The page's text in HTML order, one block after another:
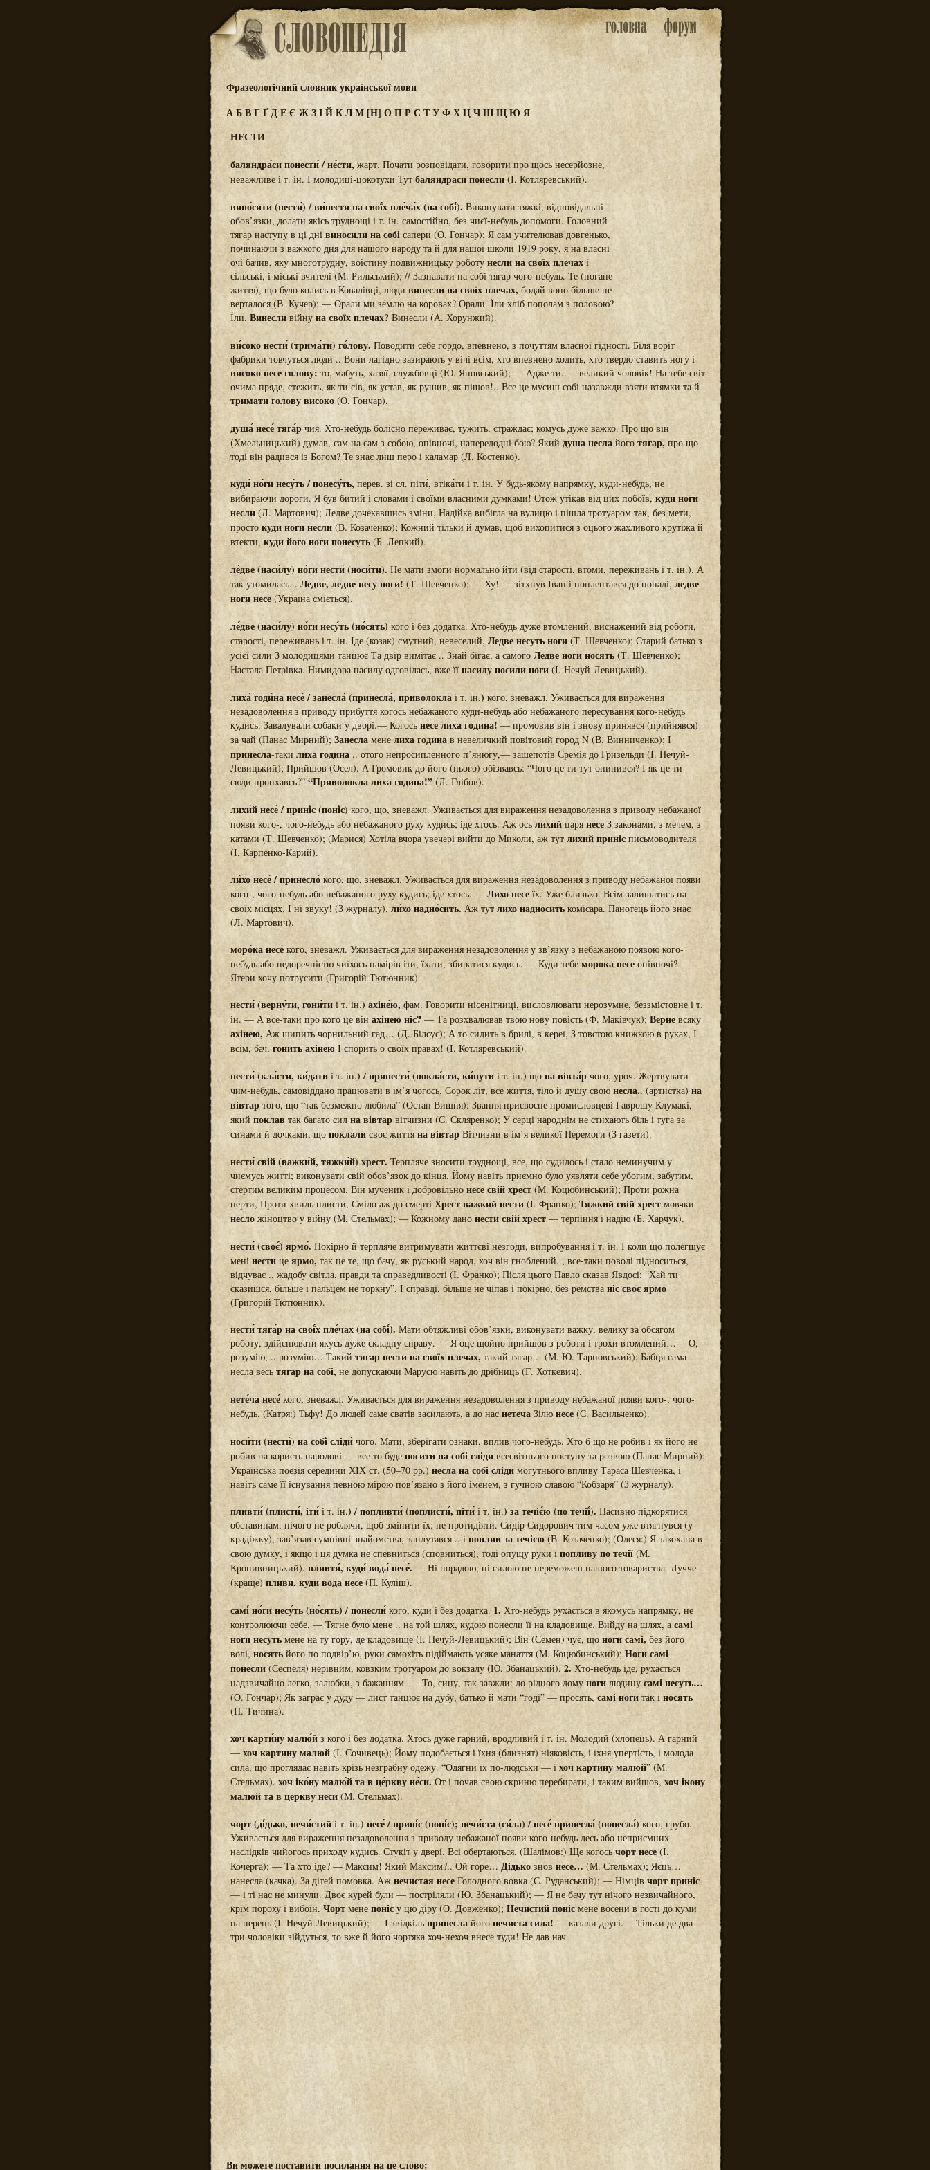
Фразеологічний словник української мови
АБВГҐДЕЄ ЖЗІЙКЛМ [Н] ОПРС ТУФХЦЧШЩЮ Я
НЕСТИ
баляндра́си понести́ / не́сти, жарт. Почати розповідати, говорити про щось несерйозне,
неважливе і т. ін. І молодиці-цокотухи Тут баляндраси понесли(І. Котляревський).
вино́сити (нести́) / ви́нести на свої́х пле́ча́х (на собі́).Виконувати тяжкі, відповідальні
обов’язки, долати якісь труднощі і т. ін. самостійно, без чиєї-небудь допомоги. Головний
тягар наступу в ці дні виносили на собі сапери (О. Гончар); Я сам учителював довгенько,
починаючи з важкого дня для нашого народу та й для нашої школи 1919 року, я на власні
очі бачив, яку многотрудну, воістину подвижницьку роботу несли на своїх плечах і
сільські, і міські вчителі (М. Рильський); // Зазнавати на собі тягар чого-небудь. Те (погане
життя), що було колись в Ковалівці, люди винесли на своїх плечах, бодай воно більше не
верталося (В. Кучер); — Орали ми землю на коровах? Орали. Їли хліб пополам з половою?
Їли. Винесливійну на своїх плечах? Винесли (А. Хорунжий).
ви́соко нести́ (трима́ти) го́лову. Поводити себе гордо, впевнено, з почуттям власної гідності. Біля воріт
фабрики товчуться люди .. Вони лагідно зазирають у вічі всім, хто впевнено ходить, хто твердо ставить ногу і
високо несе голову: то, мабуть, хазяї, службовці (Ю. Яновський); — Адже ти..— великий чоловік! На тебе світ
очима пряде, стежить, як ти сів, як устав, як рушив, як пішов!.. Все це мусиш собі назавжди взяти втямки та й
тримати голову високо (О. Гончар).
душа́ несе́ тяга́рчия. Хто-небудь болісно переживає, тужить, страждає; комусь дуже важко. Про що він
(Хмельницький) думав, сам на сам з собою, опівночі, напередодні бою? Якийдуша несла його тягар,про що
тоді він радився із Богом? Те знає лиш перо і каламар (Л. Костенко).
куди́ но́ги несу́ть / понесу́ть,перев. зі сл. піти́, втіка́ти і т. ін. У будь-якому напрямку, куди-небудь, не
вибираючи дороги. Я був битий і словами і своїми власними думками! Отож утікав від цих побоїв, куди ноги
несли (Л. Мартович); Ледве дочекавшись зміни, Надійка вибігла на вулицю і пішла тротуаром так, без мети,
просто куди ноги несли (В. Козаченко); Кожний тільки й думав, щоб вихопитися з оцього жахливого крутіжа й
втекти, куди його ноги понесуть (Б. Лепкий).
ле́две (наси́лу) но́ги нести́ (носи́ти). Не мати змоги нормально йти (від старості, втоми, переживань і т. ін.). А
так утомилась... Ледве, ледве несу ноги! (Т. Шевченко); — Ху! — зітхнув Іван і поплентався до попаді, ледве
ноги несе (Україна сміється).
ле́две (наси́лу) но́ги несу́ть (но́сять) кого і без додатка. Хто-небудь дуже втомлений, виснажений від роботи,
старості, переживань і т. ін. Іде (козак) смутний, невеселий, Ледве несуть ноги (Т. Шевченко); Старий батько з
усієї сили З молодицями танцює Та двір вимітає .. Знай бігає, а самого Ледве ноги носять (Т. Шевченко);
Настала Петрівка. Нимидора насилу одговілась, вже її насилу носили ноги (І. Нечуй-Левицький).
лиха́ годи́на несе́ / занесла́ (принесла́, приволокла́і т. ін.) кого, зневажл. Уживається для вираження
незадоволення з приводу прибуття когось небажаного куди-небудь або небажаного пересування кого-небудь
кудись. Завалували собаки у дворі.— Когось несе лиха година! — промовив він і знову принявся (прийнявся)
за чай (Панас Мирний);Занесламенелиха годинав невеличкий повітовий город N (В. Винниченко); І
принесла-таки лиха година .. отого непросипленного п’янюгу,— зашепотів Єремія до Гризельди (І. Нечуй-
Левицький); Прийшов (Осел). А Громовик до його (нього) обізвавсь: “Чого це ти тут опинився? І як це ти
сюди пропхавсь?” “Приволокла лиха година!” (Л. Глібов).
лихи́й несе́ / прині́с (поні́с) кого, що, зневажл. Уживається для вираження незадоволення з приводу небажаної
появи кого-, чого-небудь або небажаного руху кудись; іде хтось. Аж осьлихий царянесеЗ законами, з мечем, з
катами (Т. Шевченко); (Марися) Хотіла вчора увечері вийти до Миколи, аж тут лихий приніс письмоводителя
(І. Карпенко-Карий).
ли́хо несе́ / принесло́ кого, що, зневажл. Уживається для вираження незадоволення з приводу небажаної появи
кого-, чого-небудь або небажаного руху кудись; іде хтось. — Лихо несе їх. Уже близько. Всім залишатись на
своїх місцях. І ні звуку! (З журналу).ли́хо надно́сить. Аж тут лихо надноситькомісара. Панотець його знає
(Л. Мартович).
моро́ка несе́ кого, зневажл. Уживається для вираження незадоволення у зв’язку з небажаною появою кого-
небудь або недоречністю чиїхось намірів іти, їхати, збиратися кудись. — Куди тебе морока несе опівночі? —
Ятери хочу потрусити (Григорій Тютюнник).
нести́ (верну́ти, гони́ти і т. ін.) ахіне́ю, фам. Говорити нісенітниці, висловлювати нерозумне, беззмістовне і т.
ін. — А все-таки про кого це він ахінею ніс? — Та розхвалював твою нову повість (Ф. Маківчук);Верне всяку
ахінею, Аж шипить чорнильний гад… (Д. Білоус); А то сидить в брилі, в кереї, З товстою книжкою в руках, І
всім, бач, гонить ахінею І спорить о своїх правах! (І. Котляревський).
нести́ (кла́сти, ки́дати і т. ін.) / принести́ (покла́сти, ки́нути і т. ін.)щона вівта́р чого, уроч. Жертвувати
чим-небудь, самовіддано працювати в ім’я чогось. Сорок літ, все життя, тіло й душу свою несла.. (артистка)на
вівтартого, що “так безмежно любила” (Остап Вишня); Звання присвоєне промисловцеві Гаврошу Клумакі,
який поклав так багато сил на вівтар вітчизни (С. Скляренко); У серці народнім не стихають біль і туга за
синами й дочками, що поклали своє життяна вівтар Вітчизни в ім’я великої Перемоги (З газети).
нести́ свій (важки́й, тяжки́й) хрест. Терпляче зносити труднощі, все, що судилось і стало неминучим у
чиємусь житті; виконувати свій обов’язок до кінця. Йому навіть приємно було уявляти себе убогим, забутим,
стертим великим процесом. Він мученик і добровільно несе свій хрест (М. Коцюбинський); Проти рожна
перти, Проти хвиль плисти, Сміло аж до смерті Хрест важкий нести(І. Франко); Тяжкий свій хрест мовчки
несло жіноцтво у війну (М. Стельмах); — Кожному дано нести свій хрест— терпіння і надію (Б. Харчук).
нести́ (своє́) ярмо́. Покірно й терпляче витримувати життєві незгоди, випробування і т. ін. І коли що полегшує
менінести це ярмо, так це те, що бачу, як руський народ, хоч він гноблений.., все-таки поволі підноситься,
відчуває .. жадобу світла, правди та справедливості (І. Франко); Після цього Павло сказав Явдосі: “Хай ти
сказишся, більше і пальцем не торкну”. І справді, більше не чіпав і покірно, без ремства ніс своє ярмо
(Григорій Тютюнник).
нести́ тяга́р на свої́х пле́чах (на собі́). Мати обтяжливі обов’язки, виконувати важку, велику за обсягом
роботу, здійснювати якусь дуже складну справу. — Я оце щойно прийшов з роботи і трохи втомлений…— О,
розумію, .. розумію… Такий тягар нести на своїх плечах, такий тягар… (М. Ю. Тарновський); Бабця сама
несла весьтягар на собі, не допускаючи Марусю навіть до дрібниць (Г. Хоткевич).
нете́ча несе́кого, зневажл. Уживається для вираження незадоволення з приводу небажаної появи кого-, чого-
небудь. (Катря:) Тьфу! До людей саме сватів засилають, а до нас нетеча Зілю несе(С. Васильченко).
носи́ти (нести́) на собі́ сліди́ чого. Мати, зберігати ознаки, вплив чого-небудь. Хто б що не робив і як його не
робив на користь народові — все то буде носити на собі сліди всесвітнього поступу та розвою (Панас Мирний);
Українська поезія середини ХІХ ст. (50–70 рр.) несла на собі сліди могутнього впливу Тараса Шевченка, і
навіть саме її існування певною мірою пов’язано з його іменем, з гучною славою “Кобзаря” (З журналу).
пливти́ (плисти́, іти́ і т. ін.) / попливти́ (поплисти́, піти́ і т. ін.) за течіє́ю (по течії́). Пасивно підкорятися
обставинам, нічого не роблячи, щоб змінити їх; не протидіяти. Сидір Сидорович тим часом уже втягнувся (у
крадіжку), зав’язав сумнівні знайомства, заплутався .. іпоплив за течією (В. Козаченко); (Олеся:) Я закохана в
свою думку, і якщо і ця думка не спевниться (сповниться), тоді опущу руки і попливу по течії(М.
Кропивницький). пливти́, куди́ вода́ несе́. — Ні порадою, ні силою не переможеш нашого товариства. Лучче
(краще)пливи, куди вода несе(П. Куліш).
самі́ но́ги несу́ть (но́сять) / понесли́ кого, куди і без додатка. 1. Хто-небудь рухається в якомусь напрямку, не
контролюючи себе. — Тягне було мене .. на той шлях, кудою понесли її на кладовище. Вийду на шлях, а самі
ноги несуть мене на ту гору, де кладовище (І. Нечуй-Левицький); Він (Семен) чує, що ноги самі, без його
волі, носятьйого по подвір’ю, руки самохіть підіймають усяке манаття (М. Коцюбинський); Ноги самі
понесли (Сеспеля) нерівним, ковзким тротуаром до вокзалу (Ю. Збанацький). 2. Хто-небудь іде, рухається
надзвичайно легко, залюбки, з бажанням. — То, сину, так завжди: до рідного домуноги людинусамі несуть…
(О. Гончар); Як заграє у дуду — лист танцює на дубу, батько й мати “годі” — просять, самі ногитак і носять
(П. Тичина).
хоч карти́ну малю́йз кого і без додатка. Хтось дуже гарний, вродливий і т. ін. Молодий (хлопець). А гарний
— хоч картину малюй (І. Сочивець); Йому подобається і їхня (близнят) ніяковість, і їхня упертість, і молода
сила, що проглядає навіть крізь незграбну одежу. “Одягни їх по-людськи — і хоч картину малюй” (М.
Стельмах). хоч іко́ну малю́й та в це́ркву не́си. От і почав свою скриню перебирати, і таким вийшов,хоч ікону
малюй та в церкву неси (М. Стельмах).
чорт (ді́дько, нечи́стийі т. ін.) несе́ / прині́с (поні́с); нечи́ста (си́ла) / несе́ принесла́ (понесла́)кого, грубо.
Уживається для вираження незадоволення з приводу небажаної появи кого-небудь десь або неприємних
наслідків чийогось приходу кудись. Стукіт у двері. Всі обертаються. (Шалімов:) Ще когось чорт несе (І.
Кочерга); — Та хто іде? — Максим! Який Максим?.. Ой горе… Дідько знов несе… (М. Стельмах); Яєць…
нанесла (качка). За дітей помовка. Аж нечистая несе Голодного вовка (С. Руданський); — Німцівчорт приніс
— і ті нас не минули. Двоє курей були — постріляли (Ю. Збанацький); — Я не бачу тут нічого незвичайного,
крім пороху і вибоїн. Чортмене понісу цю діру (О. Довженко); Нечистий поніс мене восени в гості до куми
на перець (І. Нечуй-Левицький); — І звідкільпринеслайого нечиста сила!— казали другі.— Тільки де два-
три чоловіки зійдуться, то вже й його чортяка хоч-нехоч внесе туди! Не дав нач
Ви можете поставити посилання на це слово: